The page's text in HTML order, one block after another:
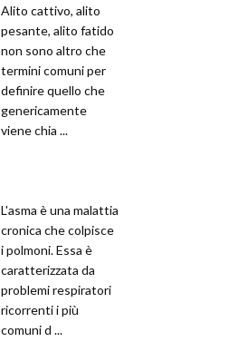
Alito cattivo, alito
pesante, alito fatido
non sono altro che
termini comuni per
definire quello che
genericamente
viene chia ...
L'asma è una malattia
cronica che colpisce
i polmoni. Essa è
caratterizzata da
problemi respiratori
ricorrenti i più
comuni d ...